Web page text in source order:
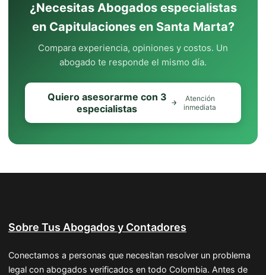
¿Necesitas Abogados especialistas
en Capitulaciones en Santa Marta?
Compara experiencia, opiniones y costos. Un
abogado te responde el mismo día.
Quiero asesorarme con 3
especialistas
Atención
inmediata
Sobre Tus Abogados y Contadores
Conectamos a personas que necesitan resolver un problema
legal con abogados verificados en todo Colombia. Antes de